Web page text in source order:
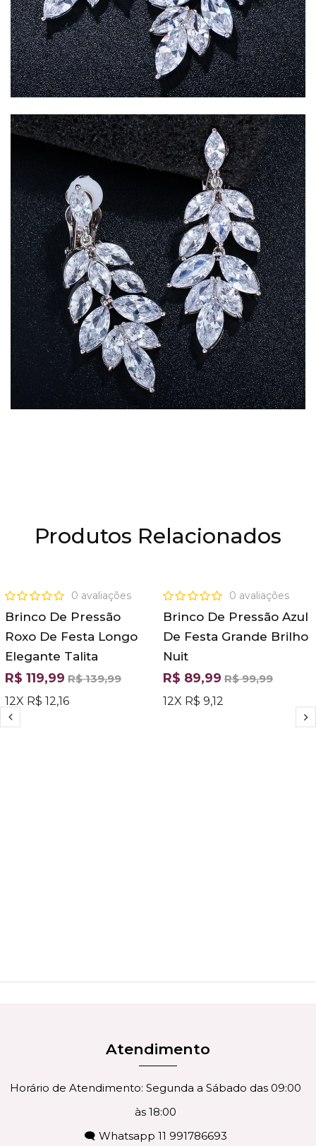
Produtos Relacionados
OFERTA
0 avaliações
Brinco De Pressão
Roxo De Festa Longo
Elegante Talita
R$ 119,99 R$ 139,99
12X R$ 12,16
OFERTA
0 avaliações
Brinco De Pressão Azul
De Festa Grande Brilho
Nuit
R$ 89,99 R$ 99,99
12X R$ 9,12
Atendimento
Horário de Atendimento: Segunda a Sábado das 09:00
às 18:00
🗨 Whatsapp 11 991786693